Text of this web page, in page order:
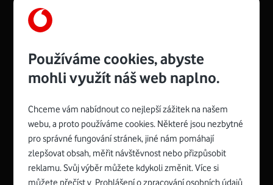
Zyxel VMG8623-T50B:
Rozměry modemu jsou 16 x 22 x 7,5 cm (včetně stojánku)
a nabízí 4 gigabitové LAN porty a bezdrátové připojení Wi-
Spojte se s Vodafonem
Používáme cookies, abyste
mohli využít náš web naplno.
Chceme vám nabídnout co nejlepší zážitek na našem
webu, a proto používáme cookies. Některé jsou nezbytné
pro správné fungování stránek, jiné nám pomáhají
zlepšovat obsah, měřit návštěvnost nebo přizpůsobit
reklamu. Svůj výběr můžete kdykoli změnit. Více si
můžete přečíst v Prohlášení o zpracování osobních údajů